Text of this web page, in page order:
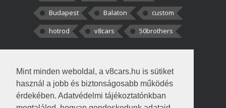
Mint minden weboldal, a v8cars.hu is sütiket
használ a jobb és biztonságosabb működés
érdekében. Adatvédelmi tájékoztatónkban
Budapest
Balaton
custom
hotrod
v8cars 50brothers
kortisz:Elszúrtam! Én csak két
darabbaal számoltam. Nem tudtam, hogy fél autót,